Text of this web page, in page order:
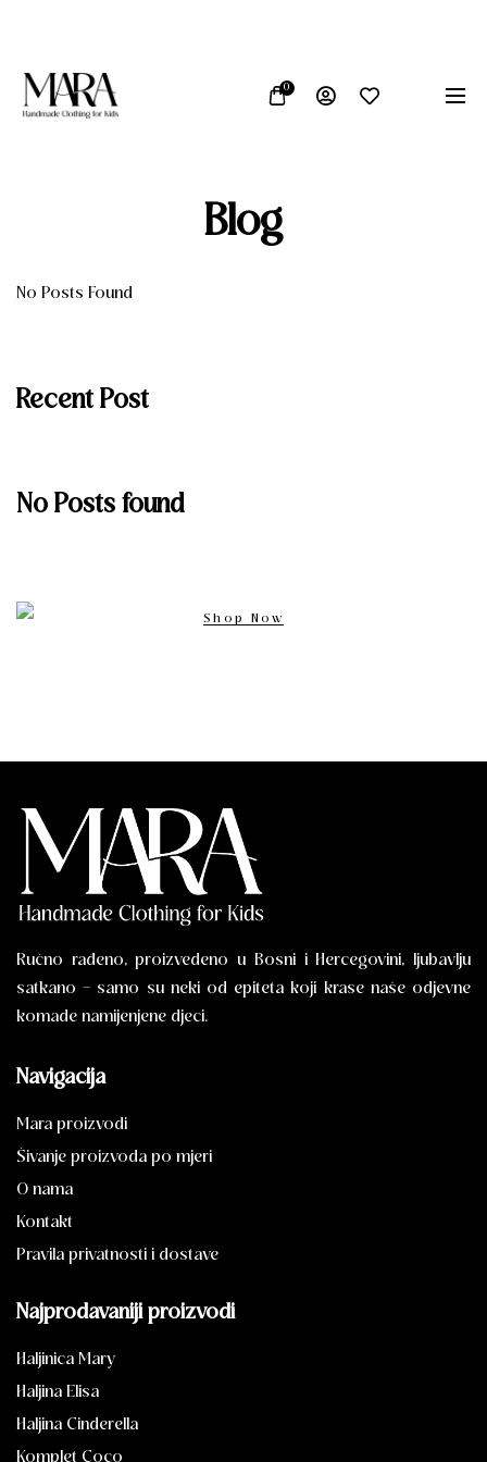
0
Blog
No Posts Found
Recent Post
No Posts found
Shop Now
Ručno rađeno, proizvedeno u Bosni i Hercegovini, ljubavlju
satkano – samo su neki od epiteta koji krase naše odjevne
komade namijenjene djeci.
Navigacija
Mara proizvodi
Šivanje proizvoda po mjeri
O nama
Kontakt
Pravila privatnosti i dostave
Najprodavaniji proizvodi
Haljinica Mary
Haljina Elisa
Haljina Cinderella
Komplet Coco